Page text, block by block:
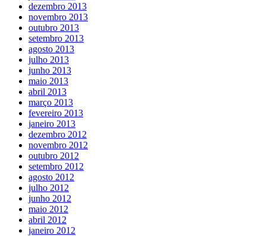
dezembro 2013
novembro 2013
outubro 2013
setembro 2013
agosto 2013
julho 2013
junho 2013
maio 2013
abril 2013
março 2013
fevereiro 2013
janeiro 2013
dezembro 2012
novembro 2012
outubro 2012
setembro 2012
agosto 2012
julho 2012
junho 2012
maio 2012
abril 2012
janeiro 2012